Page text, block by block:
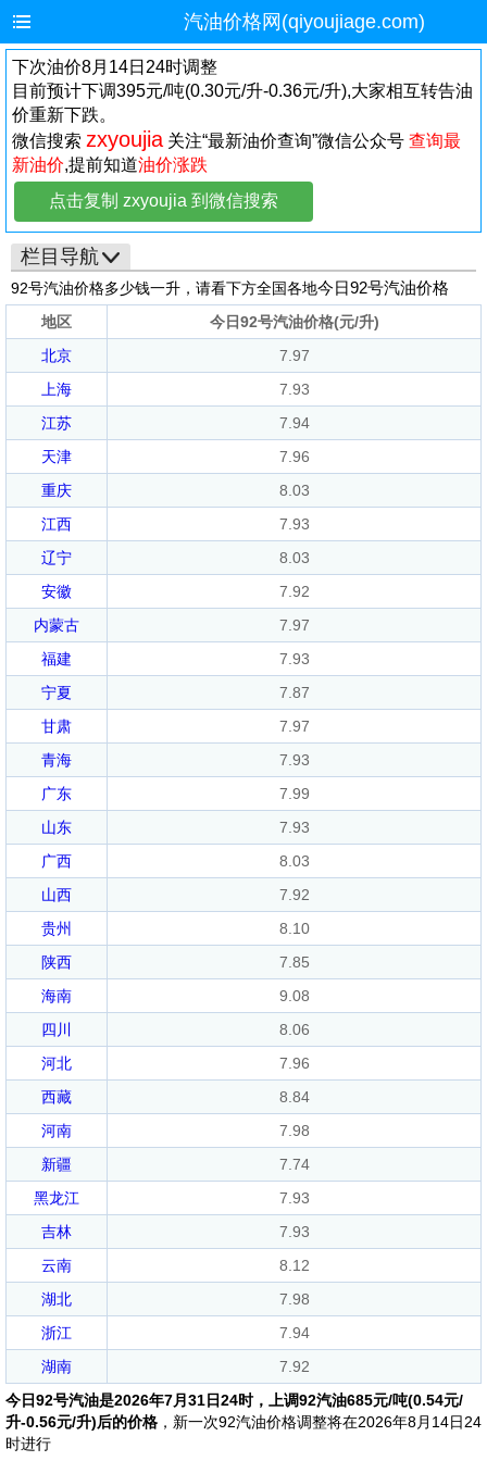
汽油价格网(qiyoujiage.com)
下次油价8月14日24时调整
目前预计下调395元/吨(0.30元/升-0.36元/升),大家相互转告油
价重新下跌。
微信搜索 zxyoujia 关注“最新油价查询”微信公众号 查询最
新油价,提前知道油价涨跌
点击复制 zxyoujia 到微信搜索
栏目导航
92号汽油价格多少钱一升，请看下方全国各地今日92号汽油价格
地区
今日92号汽油价格(元/升)
北京
7.97
上海
7.93
江苏
7.94
天津
7.96
重庆
8.03
江西
7.93
辽宁
8.03
安徽
7.92
内蒙古
7.97
福建
7.93
宁夏
7.87
甘肃
7.97
青海
7.93
广东
7.99
山东
7.93
广西
8.03
山西
7.92
贵州
8.10
陕西
7.85
海南
9.08
四川
8.06
河北
7.96
西藏
8.84
河南
7.98
新疆
7.74
黑龙江
7.93
吉林
7.93
云南
8.12
湖北
7.98
浙江
7.94
湖南
7.92
今日92号汽油是2026年7月31日24时，上调92汽油685元/吨(0.54元/
升-0.56元/升)后的价格 ，新一次92汽油价格调整将在2026年8月14日24
时进行